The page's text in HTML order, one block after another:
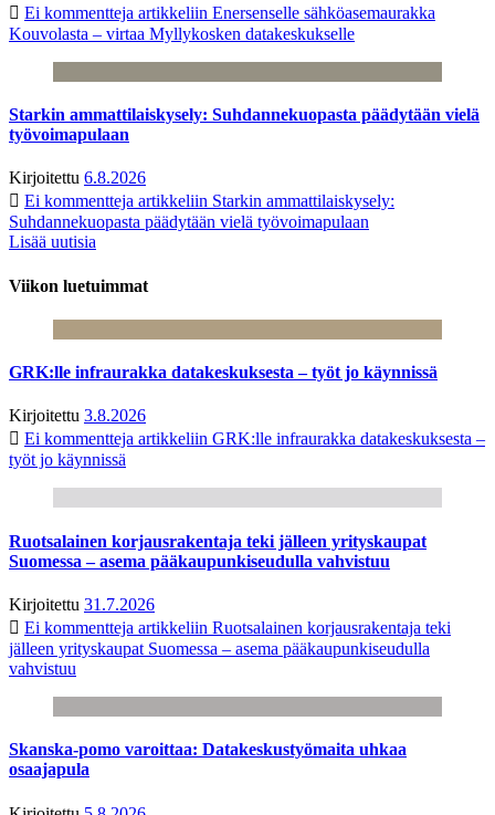
Ei kommentteja artikkeliin Enersenselle sähköasemaurakka
Kouvolasta – virtaa Myllykosken datakeskukselle
Starkin ammattilaiskysely: Suhdannekuopasta päädytään vielä
työvoimapulaan
Kirjoitettu 6.8.2026
Ei kommentteja artikkeliin Starkin ammattilaiskysely:
Suhdannekuopasta päädytään vielä työvoimapulaan
Lisää uutisia
Viikon luetuimmat
GRK:lle infraurakka datakeskuksesta – työt jo käynnissä
Kirjoitettu 3.8.2026
Ei kommentteja artikkeliin GRK:lle infraurakka datakeskuksesta –
työt jo käynnissä
Ruotsalainen korjausrakentaja teki jälleen yrityskaupat
Suomessa – asema pääkaupunkiseudulla vahvistuu
Kirjoitettu 31.7.2026
Ei kommentteja artikkeliin Ruotsalainen korjausrakentaja teki
jälleen yrityskaupat Suomessa – asema pääkaupunkiseudulla
vahvistuu
Skanska-pomo varoittaa: Datakeskustyömaita uhkaa
osaajapula